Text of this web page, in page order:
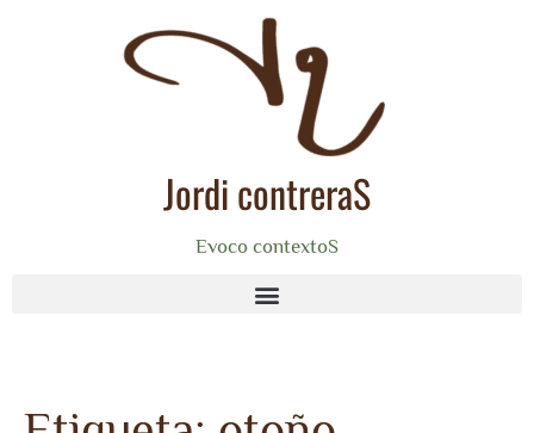
Jordi contreraS
Evoco contextoS